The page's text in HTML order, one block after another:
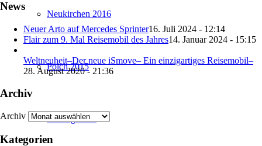
Neukirchen 2016
Polch 2015
Coswig 2015
News
Neuer Arto auf Mercedes Sprinter16. Juli 2024 - 12:14
Flair zum 9. Mal Reisemobil des Jahres14. Januar 2024 - 15:15
Weltneuheit–Der neue iSmove– Ein einzigartiges Reisemobil–
28. August 2020 - 21:36
Archiv
Archiv
Kategorien